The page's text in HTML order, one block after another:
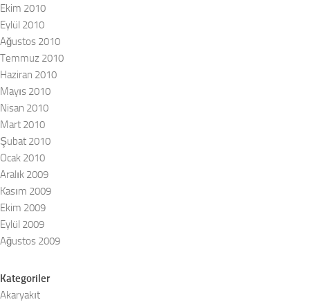
Ekim 2010
Eylül 2010
Ağustos 2010
Temmuz 2010
Haziran 2010
Mayıs 2010
Nisan 2010
Mart 2010
Şubat 2010
Ocak 2010
Aralık 2009
Kasım 2009
Ekim 2009
Eylül 2009
Ağustos 2009
Kategoriler
Akaryakıt